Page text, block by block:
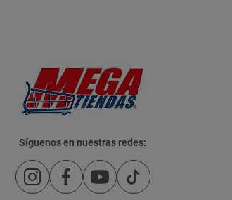
Síguenos en nuestras redes: